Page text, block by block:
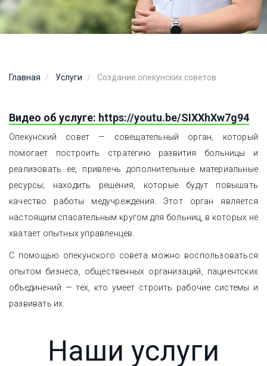
Главная Услуги Создание опекунских советов
Видео об услуге: https://youtu.be/SIXXhXw7g94
Опекунский совет — совещательный орган, который
помогает построить стратегию развития больницы и
реализовать ее; привлечь дополнительные материальные
ресурсы; находить решения, которые будут повышать
качество работы медучреждения. Этот орган является
настоящим спасательным кругом для больниц, в которых не
хватает опытных управленцев.
С помощью опекунского совета можно воспользоваться
опытом бизнеса, общественных организаций, пациентских
объединений — тех, кто умеет строить рабочие системы и
развивать их.
Наши услуги